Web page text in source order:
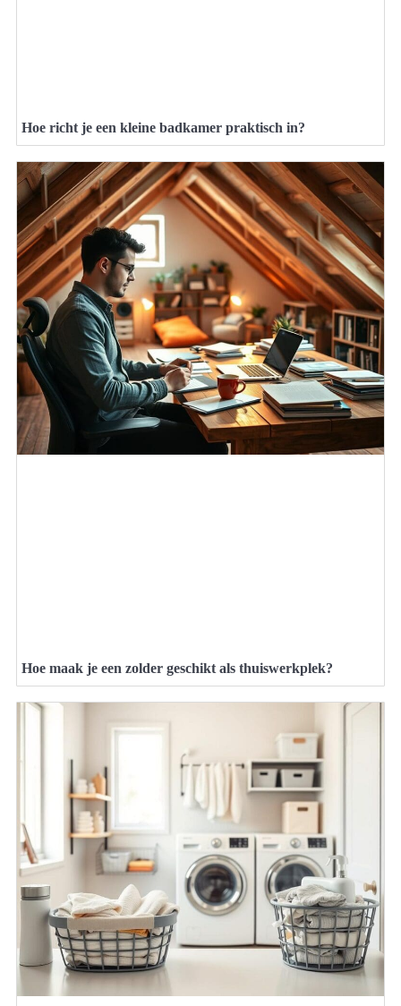
Hoe richt je een kleine badkamer praktisch in?
Hoe maak je een zolder geschikt als thuiswerkplek?